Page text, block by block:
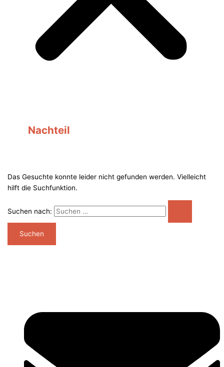
Nachteil
Das Gesuchte konnte leider nicht gefunden werden. Vielleicht
hilft die Suchfunktion.
Suchen nach: